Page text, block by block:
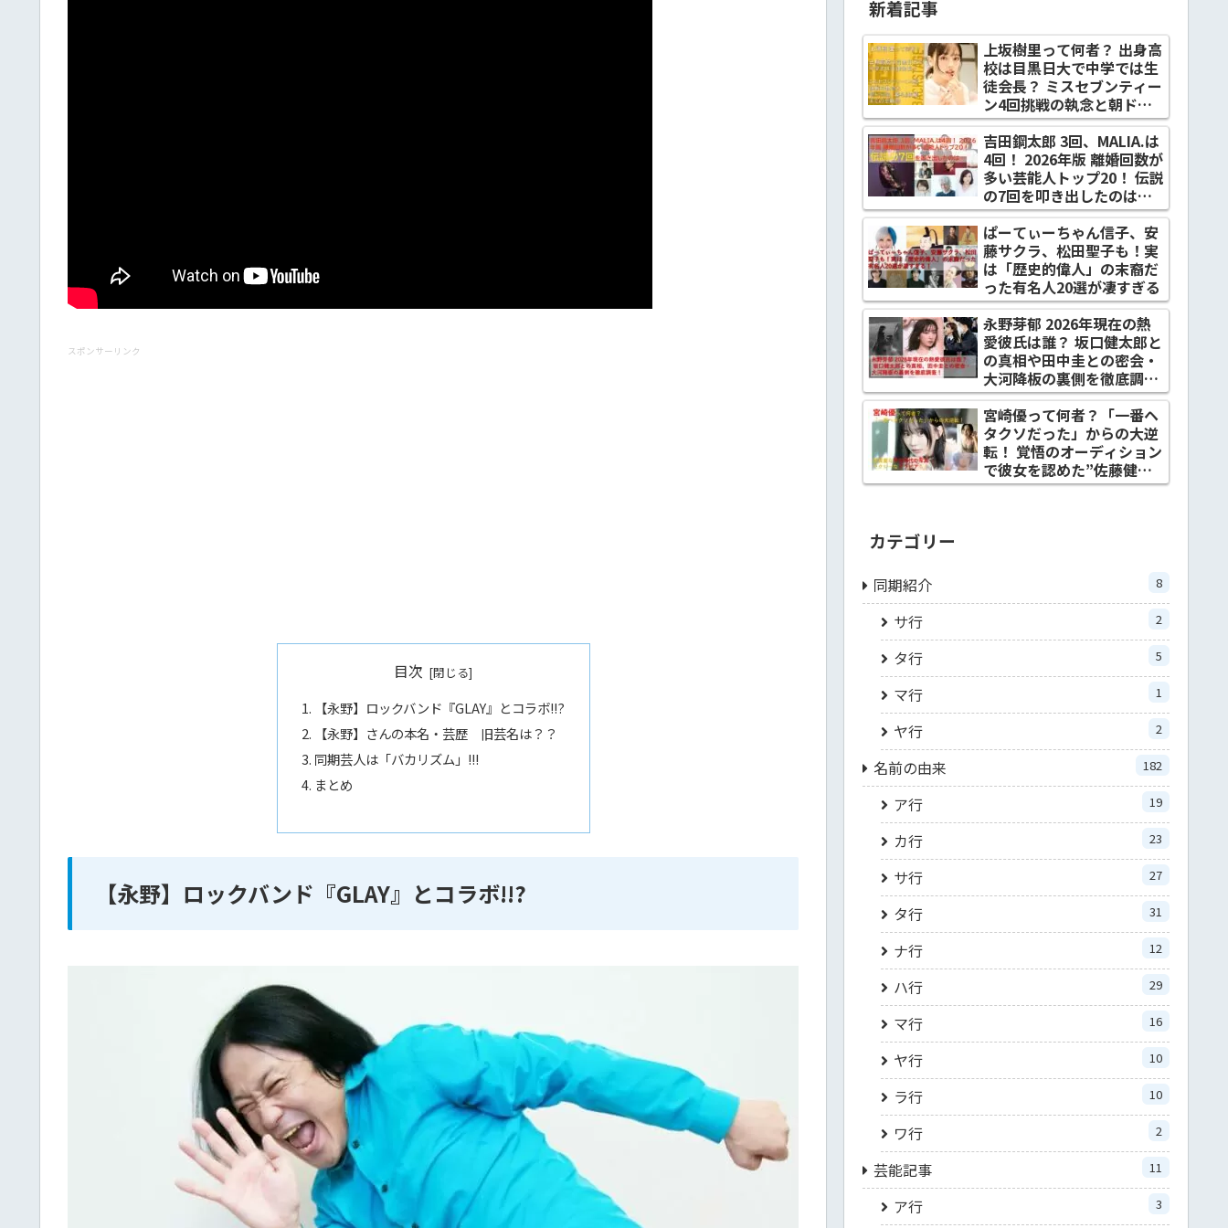
スポンサーリンク
目次
【永野】ロックバンド『GLAY』とコラボ!!?
【永野】さんの本名・芸歴 旧芸名は？？
同期芸人は「バカリズム」!!!
まとめ
【永野】ロックバンド『GLAY』とコラボ!!?
新着記事
上坂樹里って何者？ 出身高
校は目黒日大で中学では生
徒会長？ ミスセブンティー
ン4回挑戦の執念と朝ドラ
『風、薫る』抜擢までの全
軌跡
吉田鋼太郎 3回、MALIA.は
4回！ 2026年版 離婚回数が
多い芸能人トップ20！ 伝説
の7回を叩き出したのは…
ぱーてぃーちゃん信子、安
藤サクラ、松田聖子も！実
は「歴史的偉人」の末裔だ
った有名人20選が凄すぎる
永野芽郁 2026年現在の熱
愛彼氏は誰？ 坂口健太郎と
の真相や田中圭との密会・
大河降板の裏側を徹底調
査！
宮崎優って何者？「一番ヘ
タクソだった」からの大逆
転！ 覚悟のオーディション
で彼女を認めた”佐藤健と
の関係”とは？
カテゴリー
同期紹介 8
サ行 2
タ行 5
マ行 1
ヤ行 2
名前の由来 182
ア行 19
カ行 23
サ行 27
タ行 31
ナ行 12
ハ行 29
マ行 16
ヤ行 10
ラ行 10
ワ行 2
芸能記事 11
ア行 3